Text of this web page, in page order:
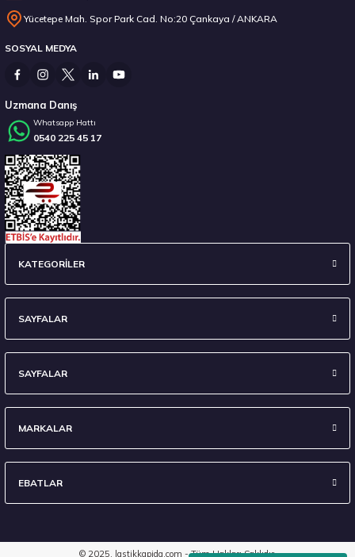
21.135,28 ₺
Stokta 12 Adet
Hankook 175/65R15 84T Winter i*cept RS3 W462 Kış 2025
Yücetepe Mah. Spor Park Cad. No:20 Çankaya / ANKARA
SOSYAL MEDYA
Uzmana Danış
Whatsapp Hattı
0540 225 45 17
KATEGORİLER
SAYFALAR
SAYFALAR
MARKALAR
EBATLAR
© 2025, lastikkapida.com - Tüm Hakları Saklıdır.